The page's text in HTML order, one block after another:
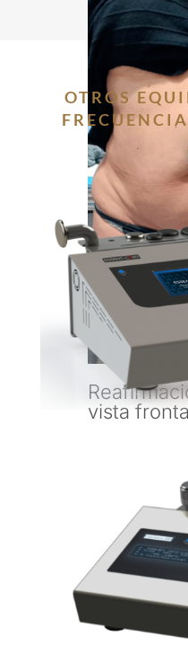
vista
Frecuencia de
OTROS